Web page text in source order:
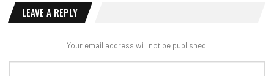
LEAVE A REPLY
Your email address will not be published.